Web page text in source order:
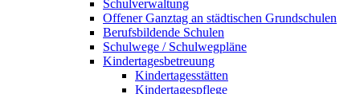
Schulverwaltung
Offener Ganztag an städtischen Grundschulen
Berufsbildende Schulen
Schulwege / Schulwegpläne
Kindertagesbetreuung
Kindertagesstätten
Kindertagespflege